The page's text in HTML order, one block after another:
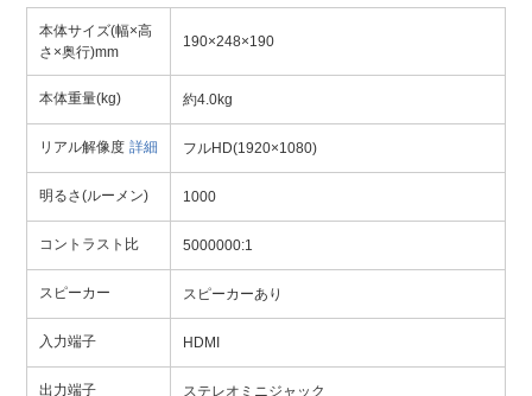
本体サイズ(幅×高
さ×奥行)mm
190×248×190
本体重量(kg) 約4.0kg
リアル解像度 詳細 フルHD(1920×1080)
明るさ(ルーメン) 1000
コントラスト比 5000000:1
スピーカー スピーカーあり
入力端子 HDMI
出力端子 ステレオミニジャック